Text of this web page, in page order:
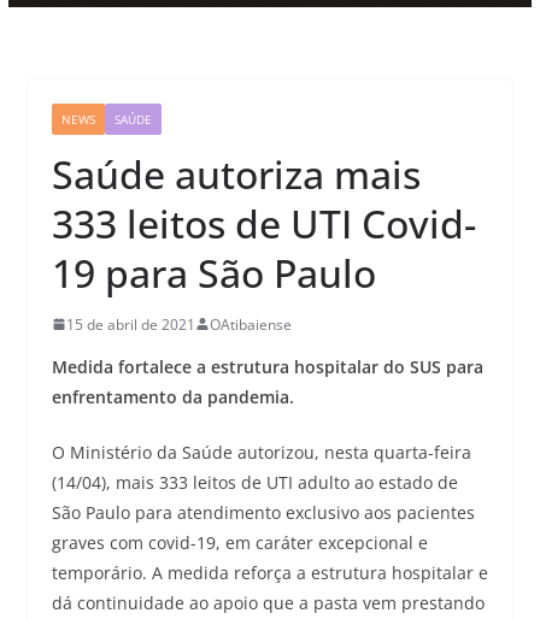
NEWS SAÚDE
Saúde autoriza mais
333 leitos de UTI Covid-
19 para São Paulo
15 de abril de 2021 OAtibaiense
Medida fortalece a estrutura hospitalar do SUS para
enfrentamento da pandemia.
O Ministério da Saúde autorizou, nesta quarta-feira
(14/04), mais 333 leitos de UTI adulto ao estado de
São Paulo para atendimento exclusivo aos pacientes
graves com covid-19, em caráter excepcional e
temporário. A medida reforça a estrutura hospitalar e
dá continuidade ao apoio que a pasta vem prestando